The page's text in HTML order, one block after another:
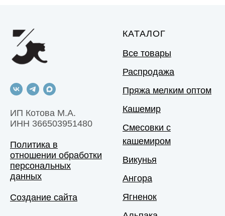
ИП Котова М.А.
ИНН 366503951480
Политика в
отношении обработки
персональных
данных
Создание сайта
КАТАЛОГ
Все товары
Распродажа
Пряжа мелким оптом
Кашемир
Смесовки с
кашемиром
Викунья
Ангора
Ягненок